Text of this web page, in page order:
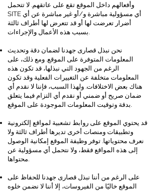
وأفعالهم داخل الموقع تقع على عاتقهم. لا تتحمل
SITE أي مسؤولية مباشرة و/أو غير مباشرة عن أي
أضرار تعرضت لها أو قد تتعرض لها أطراف ثالثة
بسبب هذه الأعمال والإجراءات.
نحن نبذل قصارى جهدنا لضمان دقة وتحديث
المعلومات المتوفرة على الموقع. ومع ذلك، على
الرغم من الجهود التي نبذلها، قد تكون هذه
المعلومات متخلفة عن التغييرات الفعلية وقد تكون
هناك بعض الاختلافات. ولهذا السبب، فإننا لا نقدم أي
ضمان صريح أو ضمني أو نقدم أي التزام فيما يتعلق
بدقة وتوقيت المعلومات الموجودة على الموقع.
قد يحتوي الموقع على روابط تشعبية لمواقع إلكترونية
وتطبيقات ومنصات أخرى تديرها أطراف ثالثة ولا
نعرف محتوياتها. توفر وظيفة الموقع إمكانية الوصول
إلى هذه المواقع فقط، ولا نتحمل أي مسؤولية عن
محتواها.
على الرغم من أننا نبذل قصارى جهدنا للحفاظ على
الموقع خاليًا من الفيروسات، إلا أننا لا نضمن خلوه